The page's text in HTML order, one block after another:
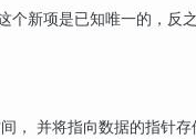
个新项是已知唯一的，反
， 并将指向数据的指针存